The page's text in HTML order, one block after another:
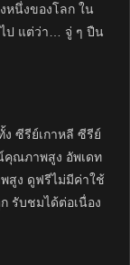
หนึ่งของโลก ใน
ป แต่ว่า… จู่ ๆ ปืน
ซีรีย์เกาหลี ซีรีย์
คุณภาพสูง อัพเดท
สูง ดูฟรีไม่มีค่าใช้
รับชมได้ต่อเนื่อง